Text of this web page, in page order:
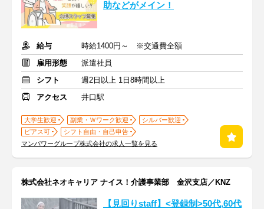
助などがメイン！
給与
時給1400円～ ※交通費全額
雇用形態
派遣社員
シフト
週2日以上 1日8時間以上
アクセス
井口駅
大学生歓迎 副業・Ｗワーク歓迎
シルバー歓迎
ピアス可
シフト自由・自己申告
マンパワーグループ株式会社の求人一覧を見る
株式会社ネオキャリア ナイス！介護事業部 金沢支店／KNZ
【見回りstaff】<登録制>50代,60代